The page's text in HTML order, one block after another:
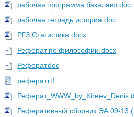
рабочая программа бакалавр.doc
рабочая тетрадь история.doc
РГЗ Статистика.docx
Реферат по философии.docx
Реферат.doc
реферат.rtf
Реферативный сборник ЭА 09-13